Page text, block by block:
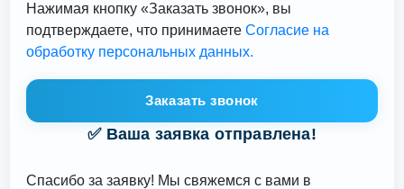
Нажимая кнопку «Заказать звонок», вы
подтверждаете, что принимаетеСогласие на
обработку персональных данных.
Заказать звонок
✅ Ваша заявка отправлена!
Спасибо за заявку! Мы свяжемся с вами в